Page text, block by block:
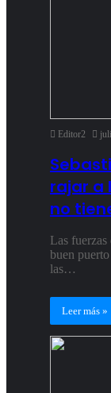
Editor2
rajar a
no
Las
buen
las…
Leer más »